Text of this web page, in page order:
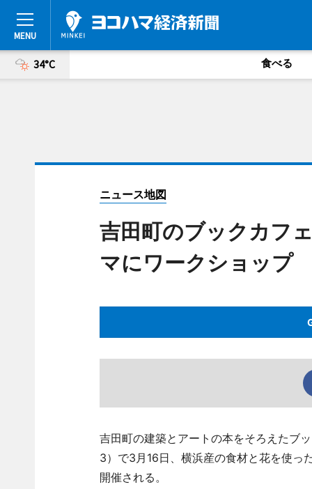
34°C 食べる
ニュース地図
吉田町のブックカフ
マにワークショップ
吉田町の建築とアートの本をそろえたブ
3）で3月16日、横浜産の食材と花を使っ
開催される。